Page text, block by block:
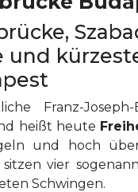
und
Franz-
heißt heute
und hoch
vier
Schwingen.